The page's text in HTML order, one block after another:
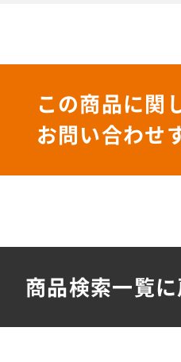
この商品に関
お問い合わせ
商品検索一覧